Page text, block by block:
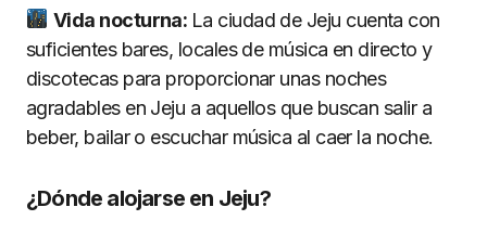
Vida nocturna: La ciudad de Jeju cuenta con
suficientes bares, locales de música en directo y
discotecas para proporcionar unas noches
agradables en Jeju a aquellos que buscan salir a
beber, bailar o escuchar música al caer la noche.
¿Dónde alojarse en Jeju?